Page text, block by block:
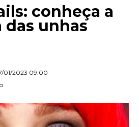
conheça a
unhas
01/2023 09:00